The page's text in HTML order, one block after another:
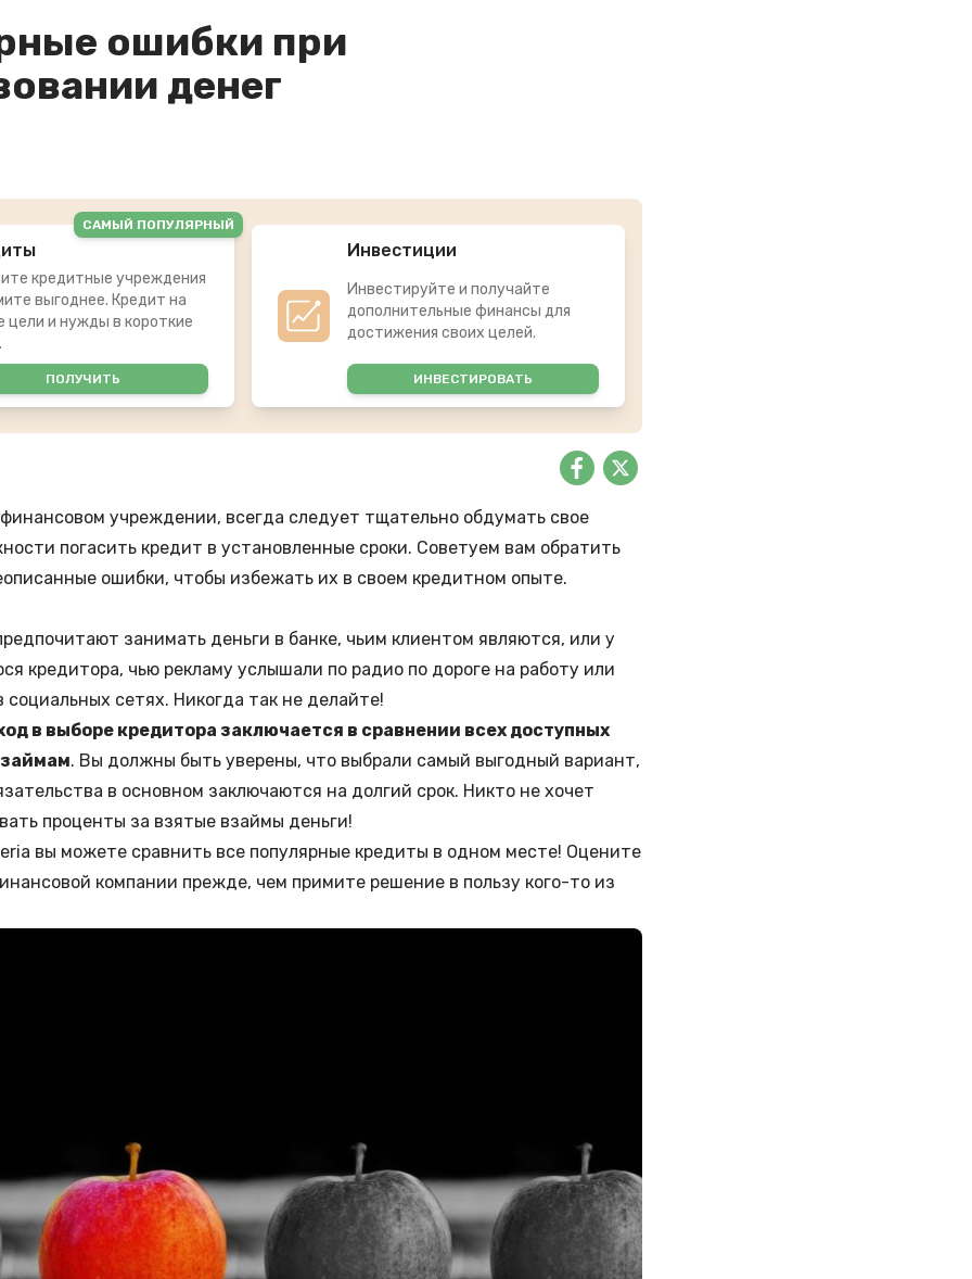
ошибки при
денег
кредитные учреждения
выгоднее. Кредит на
цели и нужды в короткие
ПОЛУЧИТЬ
САМЫЙ ПОПУЛЯРНЫЙ
Инвестиции
Инвестируйте и получайте
дополнительные финансы для
достижения своих целей.
ИНВЕСТИРОВАТЬ
учреждении, всегда следует тщательно обдумать свое
погасить кредит в установленные сроки. Советуем вам обратить
ошибки, чтобы избежать их в своем кредитном опыте.
занимать деньги в банке, чьим клиентом являются, или у
кредитора, чью рекламу услышали по радио по дороге на работу или
социальных сетях. Никогда так не делайте!
в выборе кредитора заключается в сравнении всех доступных
. Вы должны быть уверены, что выбрали самый выгодный вариант,
в основном заключаются на долгий срок. Никто не хочет
проценты за взятые взаймы деньги!
вы можете сравнить все популярные кредиты в одном месте! Оцените
компании прежде, чем примите решение в пользу кого-то из